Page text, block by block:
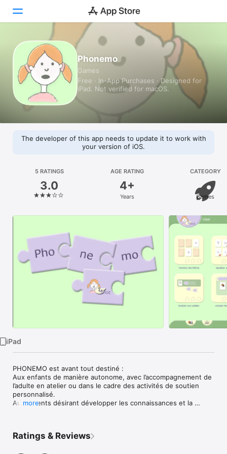
Today
Games
Apps
Search
iPhone
Vision
TV
Phonemo
Games
Free · In-App Purchases · Designed for
iPad. Not verified for macOS.
The developer of this app needs to update it to work with
your version of iOS.
5 RATINGS
3.0
AGE RATING
4+
Years
CATEGORY
Games
iPad
PHONEMO est avant tout destiné :
Aux enfants de manière autonome, avec l’accompagnement de
l’adulte en atelier ou dans le cadre des activités de soutien
personnalisé.
Aux parents désirant développer les connaissances et la
Aux Orthophoniste désireux(se) de proposer aux enfants une
more
Ratings & Reviews